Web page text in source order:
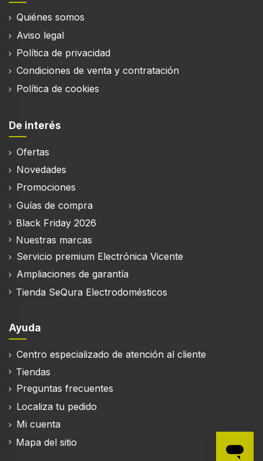
Quiénes somos
Aviso legal
Política de privacidad
Condiciones de venta y contratación
Política de cookies
De interés
Ofertas
Novedades
Promociones
Guías de compra
Black Friday 2026
Nuestras marcas
Servicio premium Electrónica Vicente
Ampliaciones de garantía
Tienda SeQura Electrodomésticos
Ayuda
Centro especializado de atención al cliente
Tiendas
Preguntas frecuentes
Localiza tu pedido
Mi cuenta
Mapa del sitio